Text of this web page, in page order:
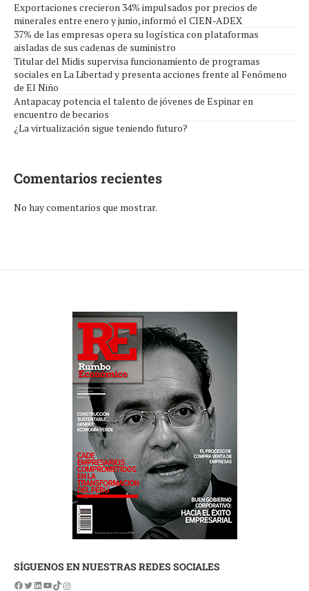
Exportaciones crecieron 34% impulsados por precios de
minerales entre enero y junio, informó el CIEN-ADEX
37% de las empresas opera su logística con plataformas
aisladas de sus cadenas de suministro
Titular del Midis supervisa funcionamiento de programas
sociales en La Libertad y presenta acciones frente al Fenómeno
de El Niño
Antapacay potencia el talento de jóvenes de Espinar en
encuentro de becarios
¿La virtualización sigue teniendo futuro?
Comentarios recientes
No hay comentarios que mostrar.
SÍGUENOS EN NUESTRAS REDES SOCIALES